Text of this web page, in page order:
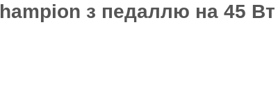
з педаллю на 45